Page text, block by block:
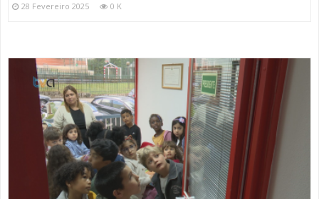
28 Fevereiro 2025 0 K